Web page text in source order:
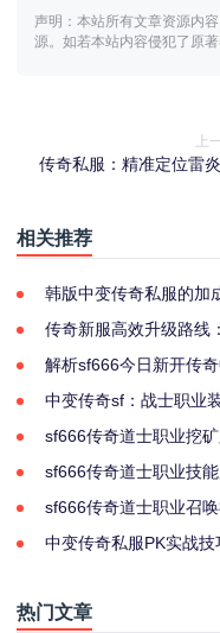
声明：本站所有文章资源内
源。如若本站内容侵犯了原
上
传奇私服：精准定位雷炎
相关推荐
韩版中变传奇私服的加
传奇新服高效升级路线
解析sf666今日新开传
中变传奇sf：战士职业
sf666传奇道士职业挖
sf666传奇道士职业技
sf666传奇道士职业召
中变传奇私服PK实战
热门文章